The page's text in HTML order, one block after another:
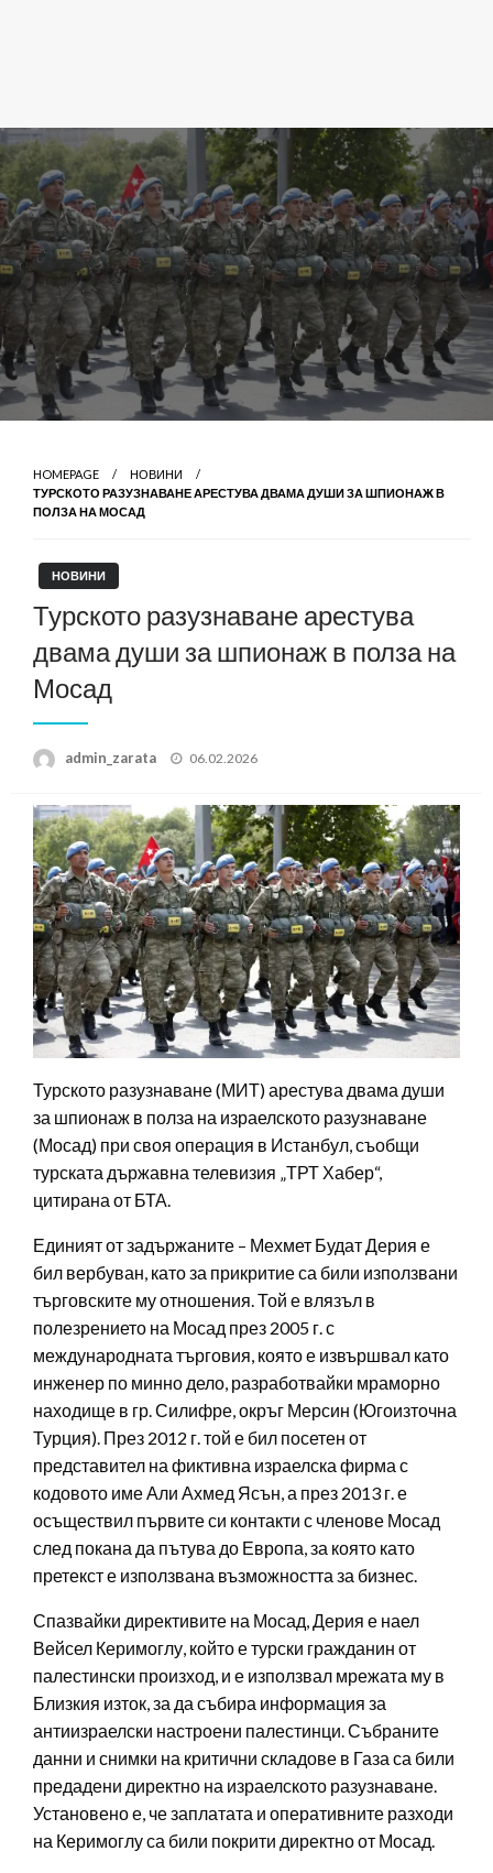
HOMEPAGE
НОВИНИ
ТУРСКОТО РАЗУЗНАВАНЕ АРЕСТУВА ДВАМА ДУШИ ЗА ШПИОНАЖ В
ПОЛЗА НА МОСАД
НОВИНИ
Турското разузнаване арестува
двама души за шпионаж в полза на
Мосад
admin_zarata
Posted
06.02.2026
Турското разузнаване (МИТ) арестува двама души
за шпионаж в полза на израелското разузнаване
(Мосад) при своя операция в Истанбул, съобщи
турската държавна телевизия „ТРТ Хабер“,
цитирана от БТА.
Единият от задържаните – Мехмет Будат Дерия е
бил вербуван, като за прикритие са били използвани
търговските му отношения. Той е влязъл в
полезрението на Мосад през 2005 г. с
международната търговия, която е извършвал като
инженер по минно дело, разработвайки мраморно
находище в гр. Силифре, окръг Мерсин (Югоизточна
Турция). През 2012 г. той е бил посетен от
представител на фиктивна израелска фирма с
кодовото име Али Ахмед Ясън, а през 2013 г. е
осъществил първите си контакти с членове Мосад
след покана да пътува до Европа, за която като
претекст е използвана възможността за бизнес.
Спазвайки директивите на Мосад, Дерия е наел
Вейсел Керимоглу, който е турски гражданин от
палестински произход, и е използвал мрежата му в
Близкия изток, за да събира информация за
антиизраелски настроени палестинци. Събраните
данни и снимки на критични складове в Газа са били
предадени директно на израелското разузнаване.
Установено е, че заплатата и оперативните разходи
на Керимоглу са били покрити директно от Мосад.